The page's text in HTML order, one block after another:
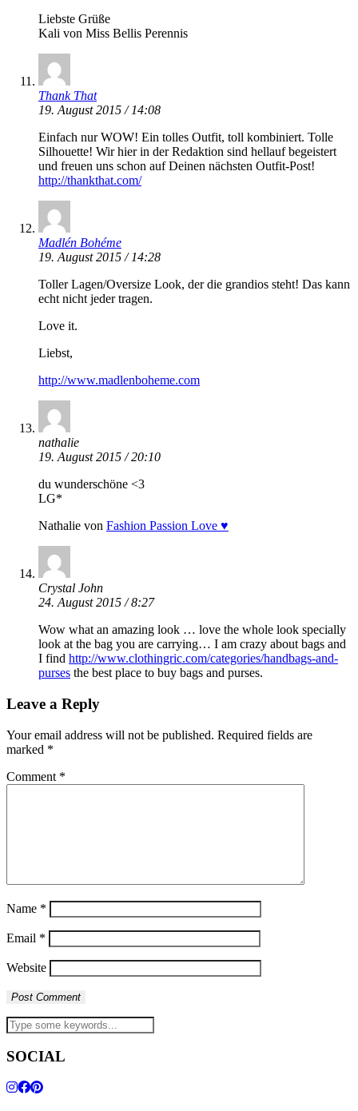
Liebste Grüße
Kali von Miss Bellis Perennis
Thank That
19. August 2015 / 14:08
Einfach nur WOW! Ein tolles Outfit, toll kombiniert. Tolle
Silhouette! Wir hier in der Redaktion sind hellauf begeistert
und freuen uns schon auf Deinen nächsten Outfit-Post!
http://thankthat.com/
Madlén Bohéme
19. August 2015 / 14:28
Toller Lagen/Oversize Look, der die grandios steht! Das kann
echt nicht jeder tragen.
Love it.
Liebst,
http://www.madlenboheme.com
nathalie
19. August 2015 / 20:10
du wunderschöne <3
LG*
Nathalie von Fashion Passion Love ♥
Crystal John
24. August 2015 / 8:27
Wow what an amazing look … love the whole look specially
look at the bag you are carrying… I am crazy about bags and
I find http://www.clothingric.com/categories/handbags-and-
purses the best place to buy bags and purses.
Leave a Reply
Your email address will not be published. Required fields are
marked *
Comment *
Name *
Email *
Website
SOCIAL